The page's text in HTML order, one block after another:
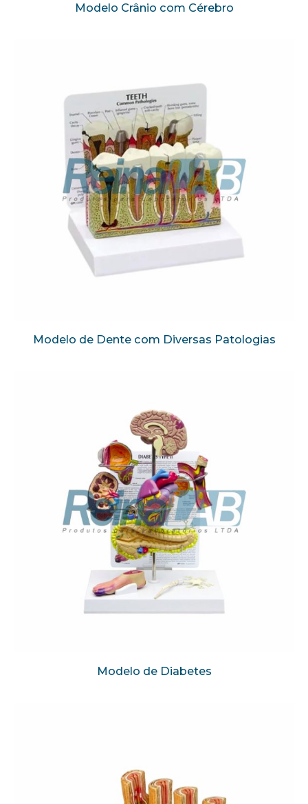
Modelo Crânio com Cérebro
Modelo de Dente com Diversas Patologias
Modelo de Diabetes